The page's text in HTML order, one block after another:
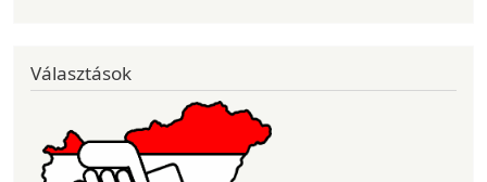
Választások